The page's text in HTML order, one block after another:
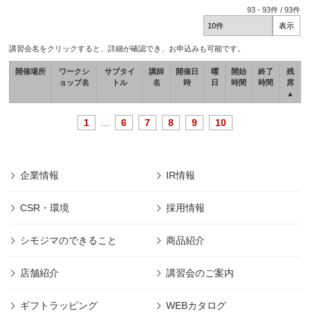
93 -93件 /93件
講習会名をクリックすると、詳細が確認でき、お申込みも可能です。
開催場所
ワークシ
ョップ名
サブタイ
トル
講師
名
開催日
時
曜
日
開始
時間
終了
時間
残
席
▲
1 6 7 8 9 10
企業情報 IR情報
CSR・環境 採用情報
シモジマのできること 商品紹介
店舗紹介 講習会のご案内
ギフトラッピング WEBカタログ